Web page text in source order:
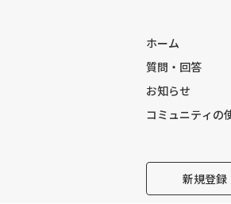
ホーム
質問・回答
お知らせ
コミュニティの
新規登録